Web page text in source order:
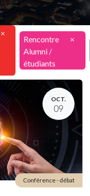
×
Rencontre
Alumni /
étudiants
×
OCT.
09
Conférence - débat